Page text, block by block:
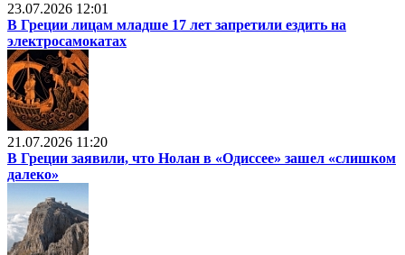
23.07.2026 12:01
В Греции лицам младше 17 лет запретили ездить на
электросамокатах
21.07.2026 11:20
В Греции заявили, что Нолан в «Одиссее» зашел «слишком
далеко»